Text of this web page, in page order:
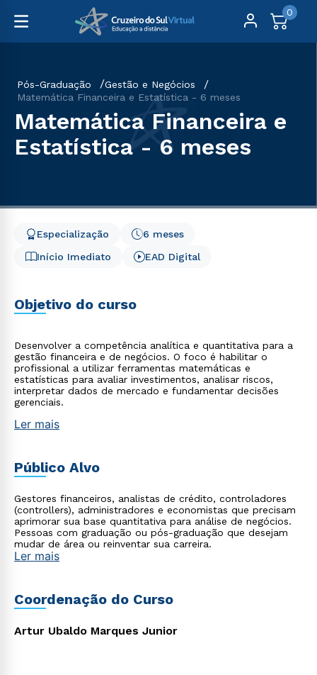
0
Pós-Graduação
Gestão e Negócios
Matemática Financeira e Estatística - 6 meses
Matemática Financeira e
Estatística - 6 meses
Início Imediato
6 meses
Especialização
EAD Digital
Objetivo do curso
Desenvolver a competência analítica e quantitativa para a
gestão financeira e de negócios. O foco é habilitar o
profissional a utilizar ferramentas matemáticas e
estatísticas para avaliar investimentos, analisar riscos,
interpretar dados de mercado e fundamentar decisões
gerenciais.
Ler mais
Público Alvo
Gestores financeiros, analistas de crédito, controladores
(controllers), administradores e economistas que precisam
aprimorar sua base quantitativa para análise de negócios.
Pessoas com graduação ou pós-graduação que desejam
mudar de área ou reinventar sua carreira.
Ler mais
Coordenação do Curso
Artur Ubaldo Marques Junior